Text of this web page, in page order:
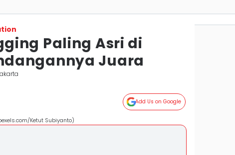
Paling Asri di
Juara
Add Us on Google
Ketut Subiyanto)